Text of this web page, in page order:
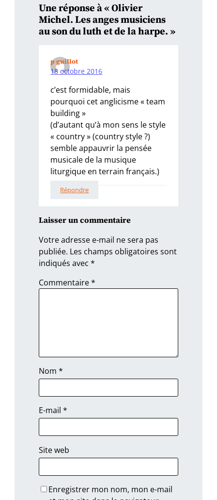
Une réponse à « Olivier
Michel. Les anges musiciens
au son du luth et de la harpe. »
p guillot
18 octobre 2016
c’est formidable, mais
pourquoi cet anglicisme « team
building »
(d’autant qu’à mon sens le style
« country » (country style ?)
semble appauvrir la pensée
musicale de la musique
liturgique en terrain français.)
Répondre
Laisser un commentaire
Votre adresse e-mail ne sera pas
publiée. Les champs obligatoires sont
indiqués avec*
Commentaire*
Nom*
E-mail*
Site web
Enregistrer mon nom, mon e-mail